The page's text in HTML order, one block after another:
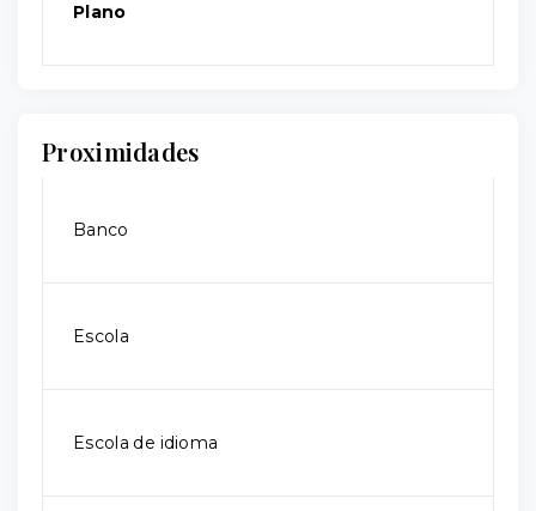
Plano
Proximidades
Banco
Escola
Escola de idioma